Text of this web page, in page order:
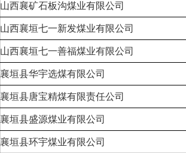
山西襄矿石板沟煤业有限公司
山西襄垣七一新发煤业有限公司
山西襄垣七一善福煤业有限公司
襄垣县华宇选煤有限公司
襄垣县唐宝精煤有限责任公司
襄垣县盛源煤业有限公司
襄垣县环宇煤业有限公司